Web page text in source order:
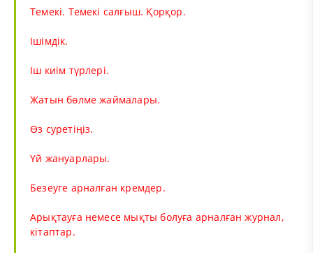
Темекі. Темекі салғыш. Қорқор.
Ішімдік.
Іш киім түрлері.
Жатын бөлме жаймалары.
Өз суретіңіз.
Үй жануарлары.
Безеуге арналған кремдер.
Арықтауға немесе мықты болуға арналған журнал,
кітаптар.